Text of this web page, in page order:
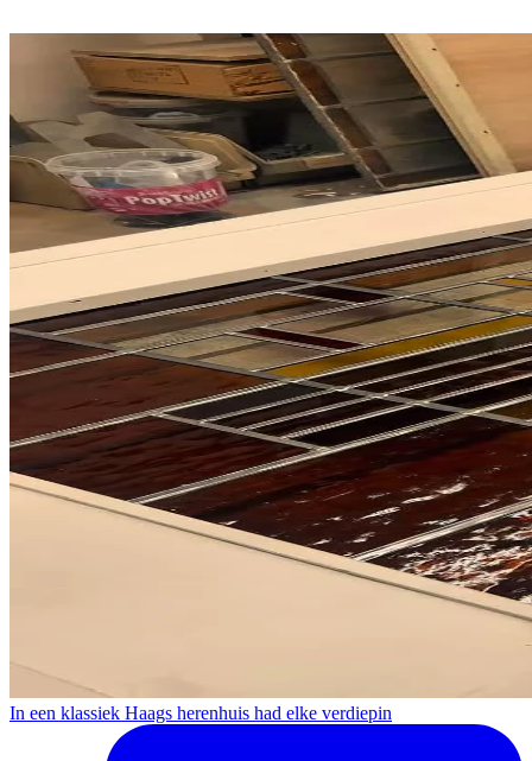
In een klassiek Haags herenhuis had elke verdiepin